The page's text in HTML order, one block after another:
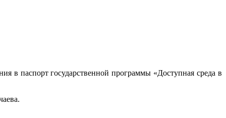
в паспорт государственной программы «Доступная среда в